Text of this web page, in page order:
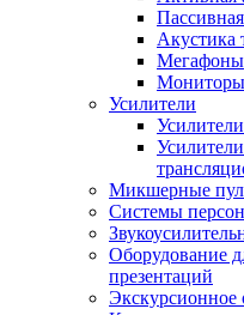
Акустика
Мегафоны
Усилители
Микшерные
Системы
Оборудование
презентаций
Экскурсионное